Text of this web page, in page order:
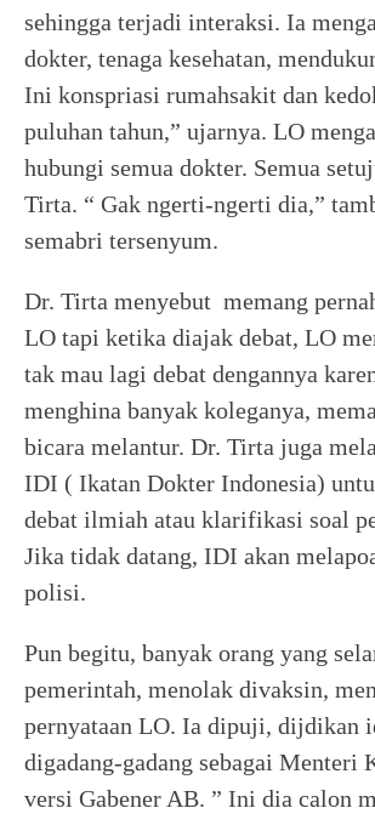
sehingga terjadi interaksi. Ia
dokter, tenaga kesehatan,
Ini konspriasi rumahsakit dan
puluhan tahun,” ujarnya. LO
hubungi semua dokter. Semua
Tirta. “ Gak ngerti-ngerti dia,”
semabri tersenyum.
Dr. Tirta menyebut memang
LO tapi ketika diajak debat, LO
tak mau lagi debat dengannya
menghina banyak koleganya,
bicara melantur. Dr. Tirta juga
IDI ( Ikatan Dokter Indonesia)
debat ilmiah atau klarifikasi soal
Jika tidak datang, IDI akan
polisi.
Pun begitu, banyak orang yang
pemerintah, menolak divaksin,
pernyataan LO. Ia dipuji, dijdikan
digadang-gadang sebagai Menteri
versi Gabener AB. ” Ini dia calon